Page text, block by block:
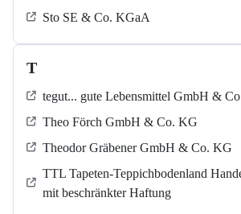
Sto SE & Co. KGaA
T
tegut... gute Lebensmittel GmbH &
Theo Förch GmbH & Co. KG
Theodor Gräbener GmbH & Co. KG
TTL Tapeten-Teppichbodenland
mit beschränkter Haftung